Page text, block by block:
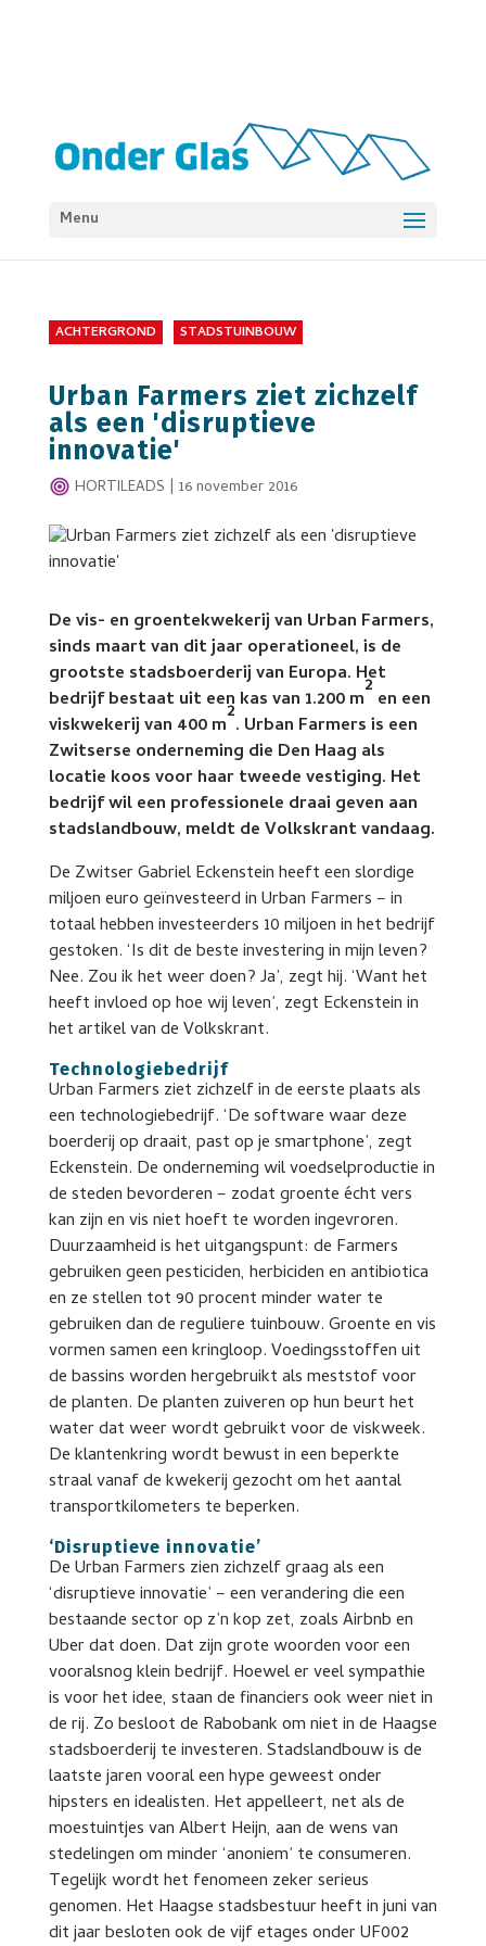
Menu
ACHTERGROND STADSTUINBOUW
Urban Farmers ziet zichzelf
als een 'disruptieve
innovatie'
HORTILEADS | 16 november 2016
De vis- en groentekwekerij van Urban Farmers,
sinds maart van dit jaar operationeel, is de
grootste stadsboerderij van Europa. Het
bedrijf bestaat uit een kas van 1.200 m2 en een
viskwekerij van 400 m2. Urban Farmers is een
Zwitserse onderneming die Den Haag als
locatie koos voor haar tweede vestiging. Het
bedrijf wil een professionele draai geven aan
stadslandbouw, meldt de Volkskrant vandaag.
De Zwitser Gabriel Eckenstein heeft een slordige
miljoen euro geïnvesteerd in Urban Farmers – in
totaal hebben investeerders 10 miljoen in het bedrijf
gestoken. ‘Is dit de beste investering in mijn leven?
Nee. Zou ik het weer doen? Ja’, zegt hij. ‘Want het
heeft invloed op hoe wij leven’, zegt Eckenstein in
het artikel van de Volkskrant.
Technologiebedrijf
Urban Farmers ziet zichzelf in de eerste plaats als
een technologiebedrijf. ‘De software waar deze
boerderij op draait, past op je smartphone’, zegt
Eckenstein. De onderneming wil voedselproductie in
de steden bevorderen – zodat groente écht vers
kan zijn en vis niet hoeft te worden ingevroren.
Duurzaamheid is het uitgangspunt: de Farmers
gebruiken geen pesticiden, herbiciden en antibiotica
en ze stellen tot 90 procent minder water te
gebruiken dan de reguliere tuinbouw. Groente en vis
vormen samen een kringloop. Voedingsstoffen uit
de bassins worden hergebruikt als meststof voor
de planten. De planten zuiveren op hun beurt het
water dat weer wordt gebruikt voor de viskweek.
De klantenkring wordt bewust in een beperkte
straal vanaf de kwekerij gezocht om het aantal
transportkilometers te beperken.
‘Disruptieve innovatie’
De Urban Farmers zien zichzelf graag als een
‘disruptieve innovatie’ – een verandering die een
bestaande sector op z’n kop zet, zoals Airbnb en
Uber dat doen. Dat zijn grote woorden voor een
vooralsnog klein bedrijf. Hoewel er veel sympathie
is voor het idee, staan de financiers ook weer niet in
de rij. Zo besloot de Rabobank om niet in de Haagse
stadsboerderij te investeren. Stadslandbouw is de
laatste jaren vooral een hype geweest onder
hipsters en idealisten. Het appelleert, net als de
moestuintjes van Albert Heijn, aan de wens van
stedelingen om minder ‘anoniem’ te consumeren.
Tegelijk wordt het fenomeen zeker serieus
genomen. Het Haagse stadsbestuur heeft in juni van
dit jaar besloten ook de vijf etages onder UF002